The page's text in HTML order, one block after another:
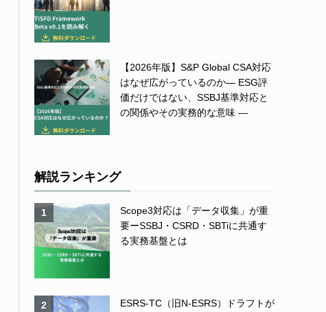
【2026年版】S&P Global CSA対応
はなぜ広がっているのか― ESG評
価だけではない、SSBJ基準対応と
の関係やその実務的な意味 ―
解説ランキング
1
Scope3対応は「データ収集」が重
要ーSSBJ・CSRD・SBTiに共通す
る実務基盤とは
2
ESRS-TC（旧N-ESRS）ドラフトが